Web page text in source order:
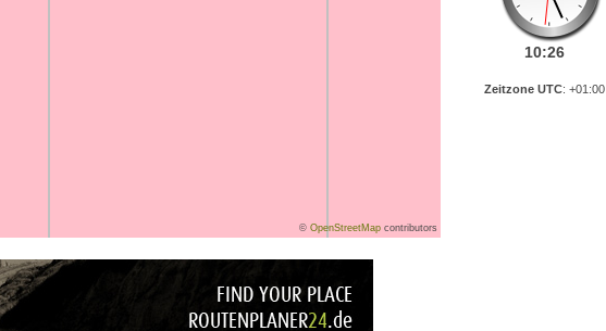
© OpenStreetMap contributors
10:26
Zeitzone UTC: +01:00